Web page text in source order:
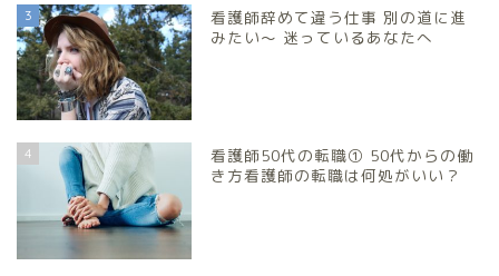
3
看護師辞めて違う仕事 別の道に進
みたい～ 迷っているあなたへ
4
看護師50代の転職① 50代からの働
き方看護師の転職は何処がいい？